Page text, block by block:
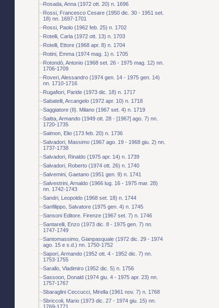
Rosada, Anna (1972 ott. 20) n. 1696
Rossi, Francesco Cesare (1950 dic. 30 - 1951 set.
18) nn. 1697-1701
Rossi, Paolo (1962 feb. 25) n. 1702
Rotelli, Carla (1972 ott. 13) n. 1703
Rotelli, Ettore (1968 apr. 8) n. 1704
Rotini, Emma (1974 mag. 1) n. 1705
Rotondò, Antonio (1968 set. 26 - 1975 mag. 12) nn.
1706-1709
Roveri, Alessandro (1974 gen. 14 - 1975 gen. 14)
nn. 1710-1716
Rugafiori, Paride (1973 dic. 18) n. 1717
Sabatelli, Arcangelo (1972 apr. 10) n. 1718
Saggiatore (Il). Milano (1967 set. 4) n. 1719
Saitta, Armando (1949 ott. 28 - [1967] ago. 7) nn.
1720-1735
Salmon, Elio (173 feb. 20) n. 1736
Salvadori, Massimo (1967 ago. 19 - 1968 giu. 2) nn.
1737-1738
Salvadori, Rinaldo (1975 apr. 14) n. 1739
Salvadori, Roberto (1974 ott. 26) n. 1740
Salvemini, Gaetano (1951 gen. 9) n. 1741
Salvestrini, Arnaldo (1966 lug. 16 - 1975 mar. 28)
nn. 1742-1743
Sandri, Leopoldo (1968 set. 18) n. 1744
Sanfilippo, Salvatore (1975 gen. 4) n. 1745
Sansoni Editore. Firenze (1967 set. 7) n. 1746
Santarelli, Enzo (1973 dic. 8 - 1975 gen. 7) nn.
1747-1749
Santomassimo, Gianpasquale (1972 dic. 29 - 1974
ago. 15 e s.d.) nn. 1750-1752
Sapori, Armando (1952 ott. 4 - 1952 dic. 7) nn.
1753-1755
Sarallo, Vladimiro (1952 dic. 5) n. 1756
Sassoon, Donald (1974 giu. 4 - 1975 apr. 23) nn.
1757-1767
Sbaraglini Ceccucci, Mirella (1961 nov. 7) n. 1768
Sbriccoli, Mario (1973 dic. 27 - 1974 giu. 15) nn.
1769-1771